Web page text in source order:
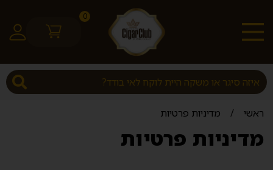
0
ראשי / מדיניות פרטיות
מדיניות פרטיות